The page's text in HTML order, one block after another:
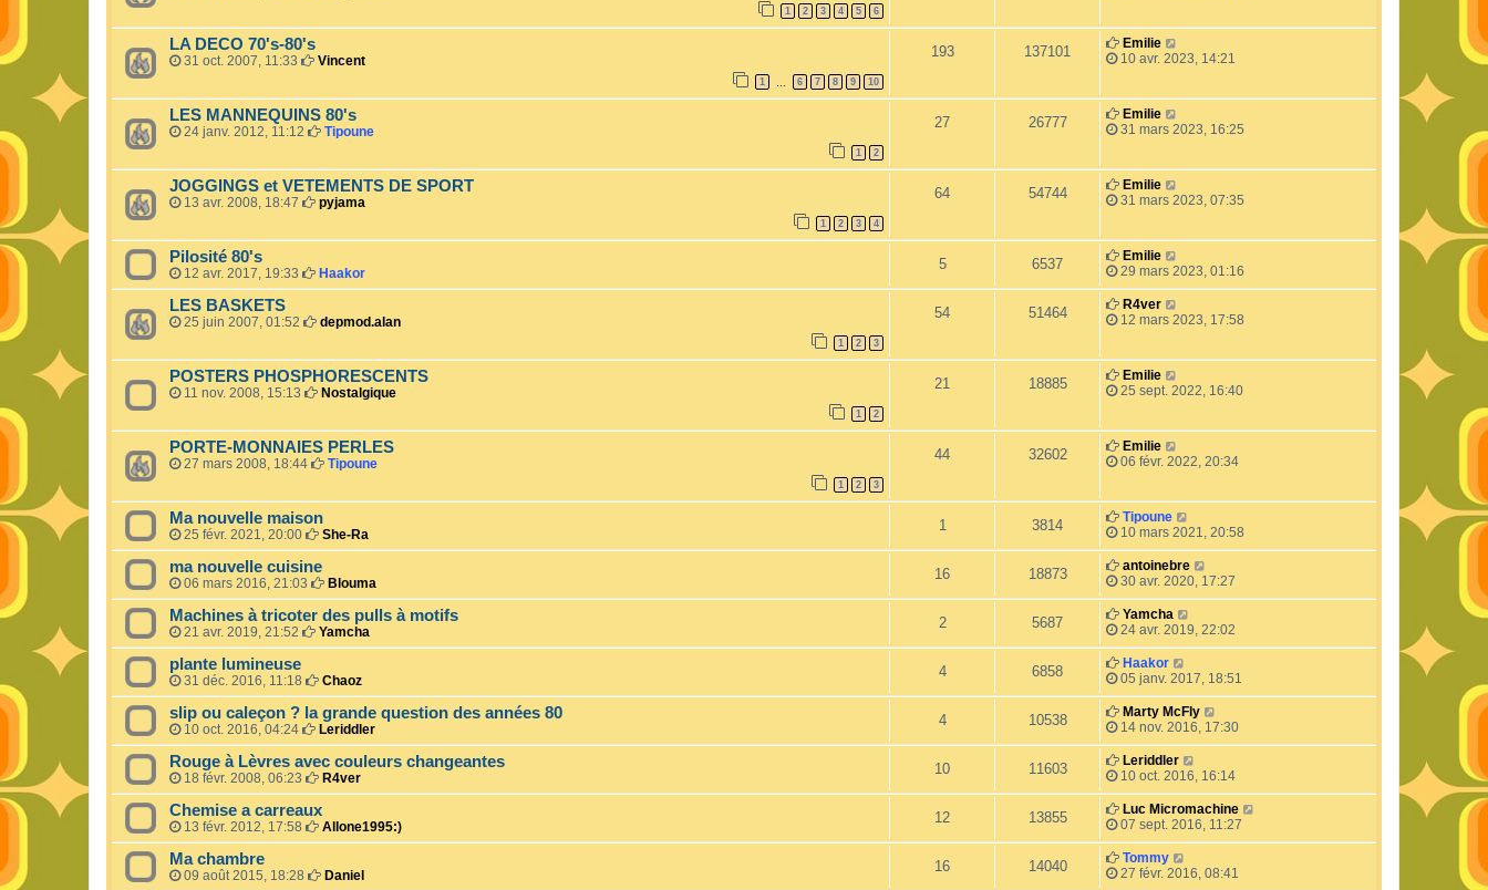
1 2 3 4 5 6
LA DECO 70's-80's
31 oct. 2007, 11:33 Vincent
1 6 7 8 9 10
193 137101
Emilie
10 avr. 2023, 14:21
LES MANNEQUINS 80's
24 janv. 2012, 11:12 Tipoune
1 2
27 26777
Emilie
31 mars 2023, 16:25
JOGGINGS et VETEMENTS DE SPORT
13 avr. 2008, 18:47 pyjama
1 2 3 4
64 54744
Emilie
31 mars 2023, 07:35
Pilosité 80's
12 avr. 2017, 19:33 Haakor
5 6537
Emilie
29 mars 2023, 01:16
LES BASKETS
25 juin 2007, 01:52 depmod.alan
1 2 3
54 51464
R4ver
12 mars 2023, 17:58
POSTERS PHOSPHORESCENTS
11 nov. 2008, 15:13 Nostalgique
1 2
21 18885
Emilie
25 sept. 2022, 16:40
PORTE-MONNAIES PERLES
27 mars 2008, 18:44 Tipoune
1 2 3
44 32602
Emilie
06 févr. 2022, 20:34
Ma nouvelle maison
25 févr. 2021, 20:00 She-Ra
1 3814
Tipoune
10 mars 2021, 20:58
ma nouvelle cuisine
06 mars 2016, 21:03 Blouma
16 18873
antoinebre
30 avr. 2020, 17:27
Machines à tricoter des pulls à motifs
21 avr. 2019, 21:52 Yamcha
2 5687
Yamcha
24 avr. 2019, 22:02
plante lumineuse
31 déc. 2016, 11:18 Chaoz
4 6858
Haakor
05 janv. 2017, 18:51
slip ou caleçon ? la grande question des années 80
10 oct. 2016, 04:24 Leriddler
4 10538
Marty McFly
14 nov. 2016, 17:30
Rouge à Lèvres avec couleurs changeantes
18 févr. 2008, 06:23 R4ver
10 11603
Leriddler
10 oct. 2016, 16:14
Chemise a carreaux
13 févr. 2012, 17:58 Allone1995:)
12 13855
Luc Micromachine
07 sept. 2016, 11:27
Ma chambre
09 août 2015, 18:28 Daniel
16 14040
Tommy
27 févr. 2016, 08:41